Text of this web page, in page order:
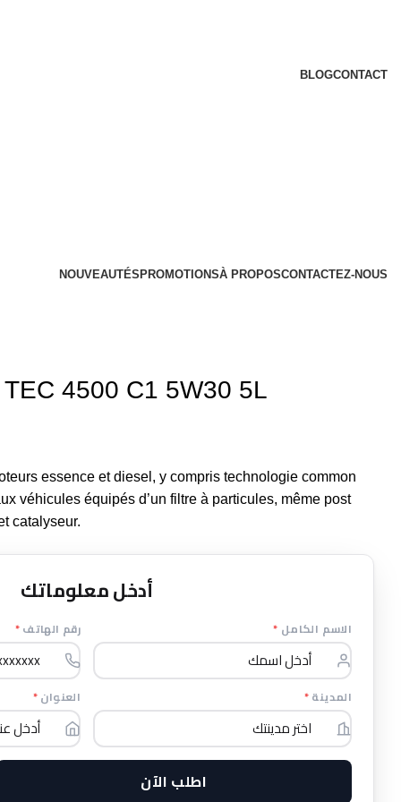
BLOGCONTACT
NOUVEAUTÉSPROMOTIONSÀ PROPOSCONTACTEZ-NOUS
4500 C1 5W30 5L
essence et diesel, y compris technologie common
véhicules équipés d’un filtre à particules, même post
catalyseur.
أدخل معلوماتك
الاسم الكامل * رقم الهاتف*
المدينة* العنوان*
اطلب الآن